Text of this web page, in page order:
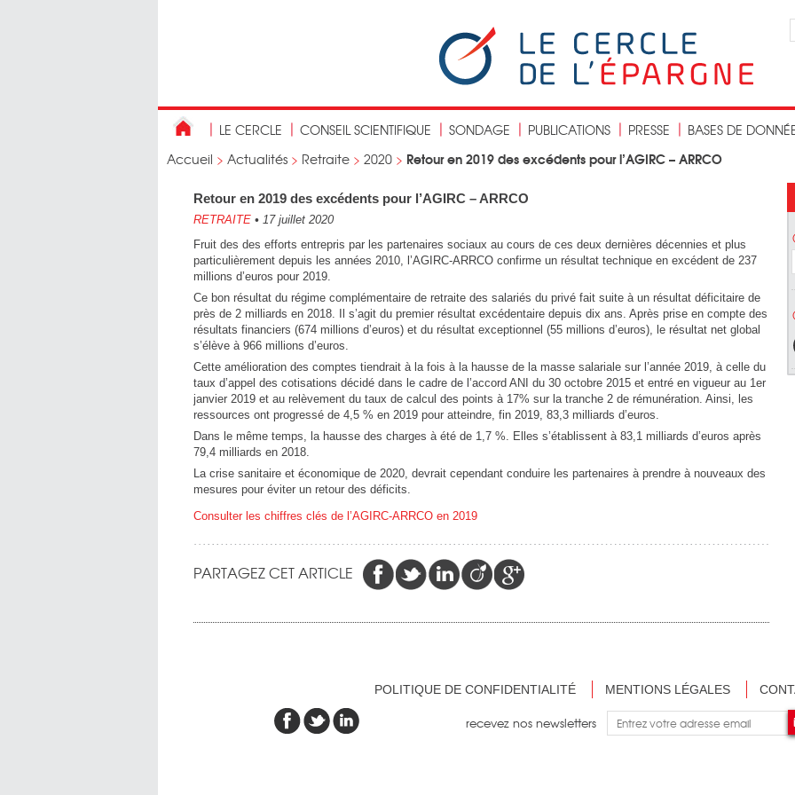
LE CERCLE CONSEIL SCIENTIFIQUE SONDAGE PUBLICATIONS PRESSE
BASES DE
Accueil > Actualités > Retraite > 2020 > Retour en 2019 des excédents pour l’AGIRC – ARRCO
Retour en 2019 des excédents pour l’AGIRC – ARRCO
RETRAITE • 17 juillet 2020
Fruit des des efforts entrepris par les partenaires sociaux au cours de ces deux dernières décennies et plus
particulièrement depuis les années 2010, l’AGIRC-ARRCO confirme un résultat technique en excédent de 237
millions d’euros pour 2019.
Ce bon résultat du régime complémentaire de retraite des salariés du privé fait suite à un résultat déficitaire de
près de 2 milliards en 2018. Il s’agit du premier résultat excédentaire depuis dix ans. Après prise en compte des
résultats financiers (674 millions d’euros) et du résultat exceptionnel (55 millions d’euros), le résultat net global
s’élève à 966 millions d’euros.
Cette amélioration des comptes tiendrait à la fois à la hausse de la masse salariale sur l’année 2019, à celle du
taux d’appel des cotisations décidé dans le cadre de l’accord ANI du 30 octobre 2015 et entré en vigueur au 1er
janvier 2019 et au relèvement du taux de calcul des points à 17% sur la tranche 2 de rémunération. Ainsi, les
ressources ont progressé de 4,5 % en 2019 pour atteindre, fin 2019, 83,3 milliards d’euros.
Dans le même temps, la hausse des charges à été de 1,7 %. Elles s’établissent à 83,1 milliards d’euros après
79,4 milliards en 2018.
La crise sanitaire et économique de 2020, devrait cependant conduire les partenaires à prendre à nouveaux des
mesures pour éviter un retour des déficits.
Consulter les chiffres clés de l’AGIRC-ARRCO en 2019
PARTAGEZ CET ARTICLE
POLITIQUE DE CONFIDENTIALITÉ MENTIONS LÉGALES
recevez nos newsletters